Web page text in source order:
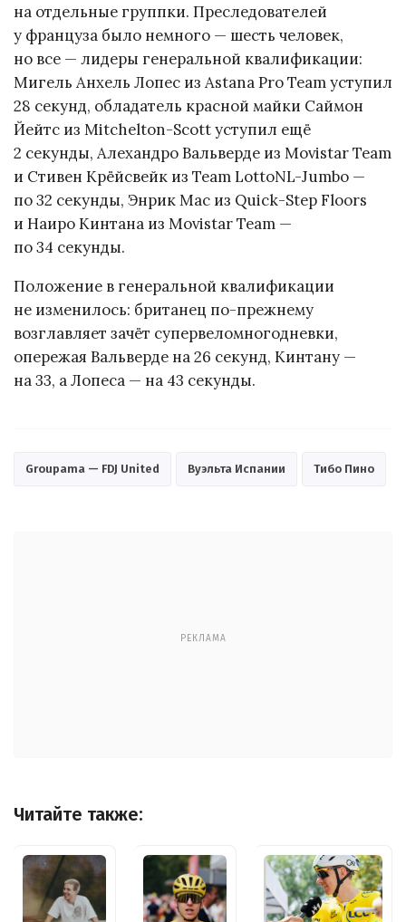
на отдельные группки. Преследователей
у француза было немного — шесть человек,
но все — лидеры генеральной квалификации:
Мигель Анхель Лопес из Astana Pro Team уступил
28 секунд, обладатель красной майки Саймон
Йейтс из Mitchelton-Scott уступил ещё
2 секунды, Алехандро Вальверде из Movistar Team
и Стивен Крёйсвейк из Team LottoNL-Jumbo —
по 32 секунды, Энрик Мас из Quick-Step Floors
и Наиро Кинтана из Movistar Team —
по 34 секунды.
Положение в генеральной квалификации
не изменилось: британец по-прежнему
возглавляет зачёт супервеломногодневки,
опережая Вальверде на 26 секунд, Кинтану —
на 33, а Лопеса — на 43 секунды.
Groupama — FDJ United Вуэльта Испании Тибо Пино
РЕКЛАМА
Читайте также: